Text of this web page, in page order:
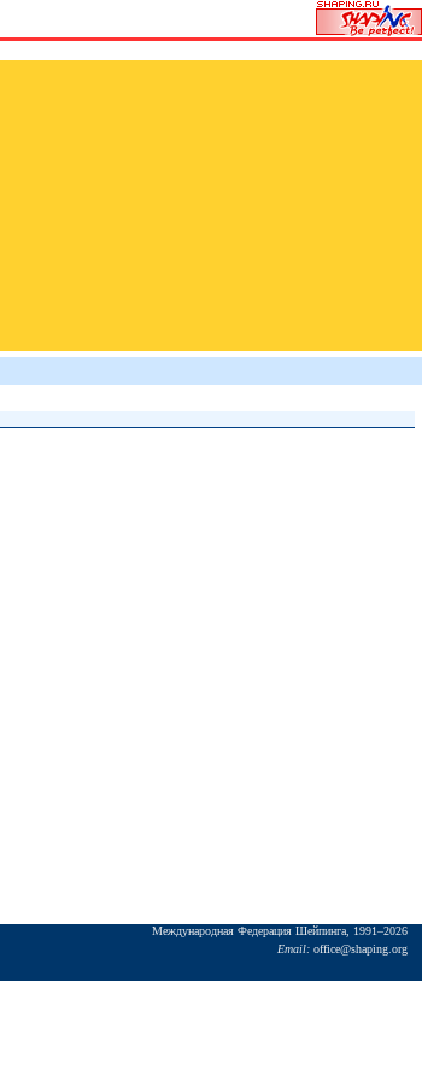
Междунаpодная Федеpация Шейпинга, 1991–2026
Email: office@shaping.org